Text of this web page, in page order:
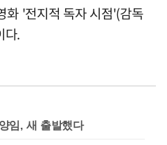
화 '전지적 독자 시점'(감독
다.
임, 새 출발했다